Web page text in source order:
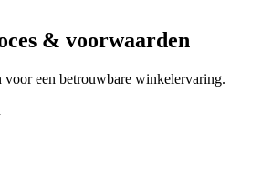
& voorwaarden
voor een betrouwbare winkelervaring.